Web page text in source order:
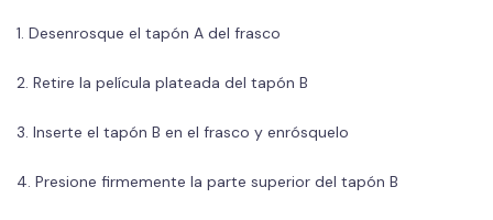
1. Desenrosque el tapón A del frasco
2. Retire la película plateada del tapón B
3. Inserte el tapón B en el frasco y enrósquelo
4. Presione firmemente la parte superior del tapón B